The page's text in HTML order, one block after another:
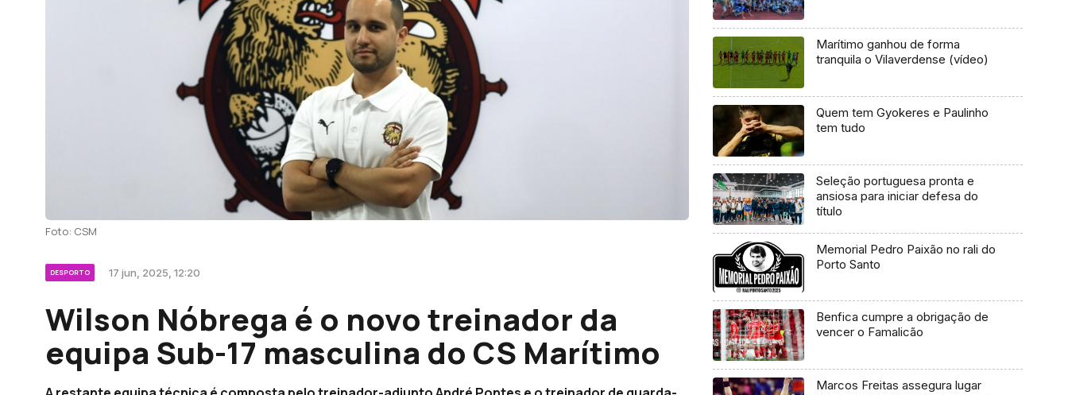
Foto: CSM
DESPORTO 17 jun, 2025, 12:20
Wilson Nóbrega é o novo treinador da
equipa Sub-17 masculina do CS Marítimo
Marítimo ganhou de forma
tranquila o Vilaverdense (vídeo)
Quem tem Gyokeres e Paulinho
tem tudo
Seleção portuguesa pronta e
ansiosa para iniciar defesa do
título
Memorial Pedro Paixão no rali do
Porto Santo
Benfica cumpre a obrigação de
vencer o Famalicão
Marcos Freitas assegura lugar